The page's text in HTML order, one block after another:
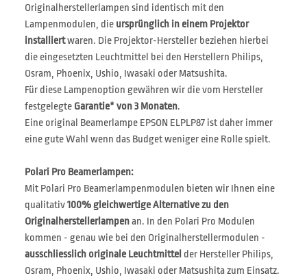
Originalherstellerlampen sind identisch mit den
Lampenmodulen, die ursprünglich in einem Projektor
installiertwaren. Die Projektor-Hersteller beziehen hierbei
die eingesetzten Leuchtmittel bei den Herstellern Philips,
Osram, Phoenix, Ushio, Iwasaki oder Matsushita.
Für diese Lampenoption gewähren wir die vom Hersteller
festgelegte Garantie* von 3 Monaten.
Eine original Beamerlampe EPSON ELPLP87 ist daher immer
eine gute Wahl wenn das Budget weniger eine Rolle spielt.
Polari Pro Beamerlampen:
Mit Polari Pro Beamerlampenmodulen bieten wir Ihnen eine
qualitativ100% gleichwertige Alternative zu den
Originalherstellerlampenan. In den Polari Pro Modulen
kommen - genau wie bei den Originalherstellermodulen -
ausschliesslich originale Leuchtmittel der Hersteller Philips,
Osram, Phoenix, Ushio, Iwasaki oder Matsushita zum Einsatz.